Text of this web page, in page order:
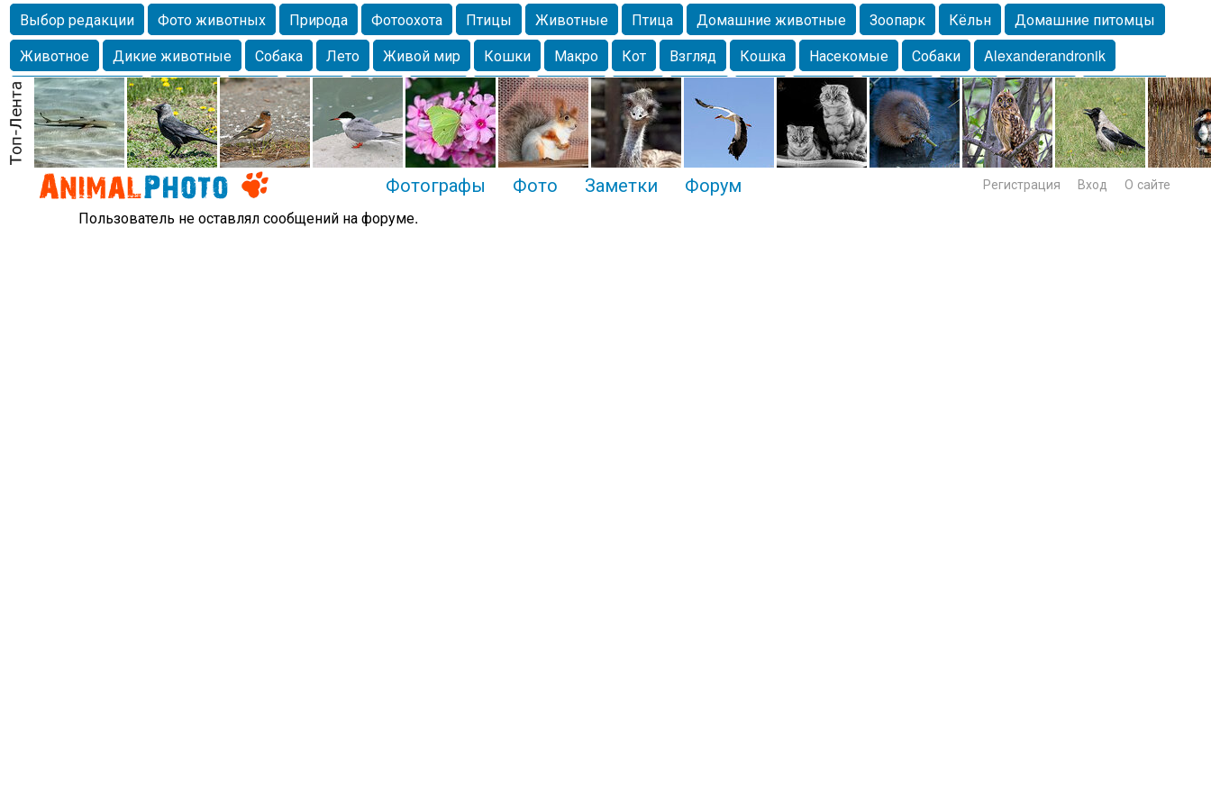
Выбор редакции Фото животных Природа Фотоохота Птицы Животные Птица Домашние животные Зоопарк Кёльн
Домашние питомцы
Животное
Дикие животные Собака Лето Живой мир Кошки Макро Кот Взгляд Кошка Насекомые Собаки
Alexanderandronik
Млекопитающие
Красота Фото Озеро Глаза Крым Весна Москва Парк Белка Морда Собачка Осень Портрет
Домашние
любимцы
Волгоград Лебедь Город Бабочка Чайка Лес Утки Николаев Насекомое Коты Lebert Дикие птицы Утка Самара
Лебеди
Спаниель
Фотографы Фото Заметки Форум Регистрация Вход О сайте
Пользователь не оставлял сообщений на форуме.